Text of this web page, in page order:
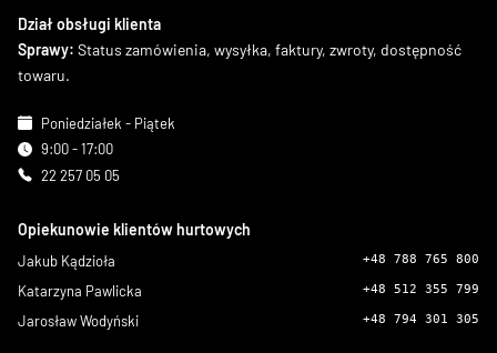
Dział obsługi klienta
Sprawy: Status zamówienia, wysyłka, faktury, zwroty, dostępność
towaru.
Poniedziałek - Piątek
9:00 - 17:00
22 257 05 05
Opiekunowie klientów hurtowych
Jakub Kądzioła +48 788 765 800
Katarzyna Pawlicka +48 512 355 799
Jarosław Wodyński +48 794 301 305